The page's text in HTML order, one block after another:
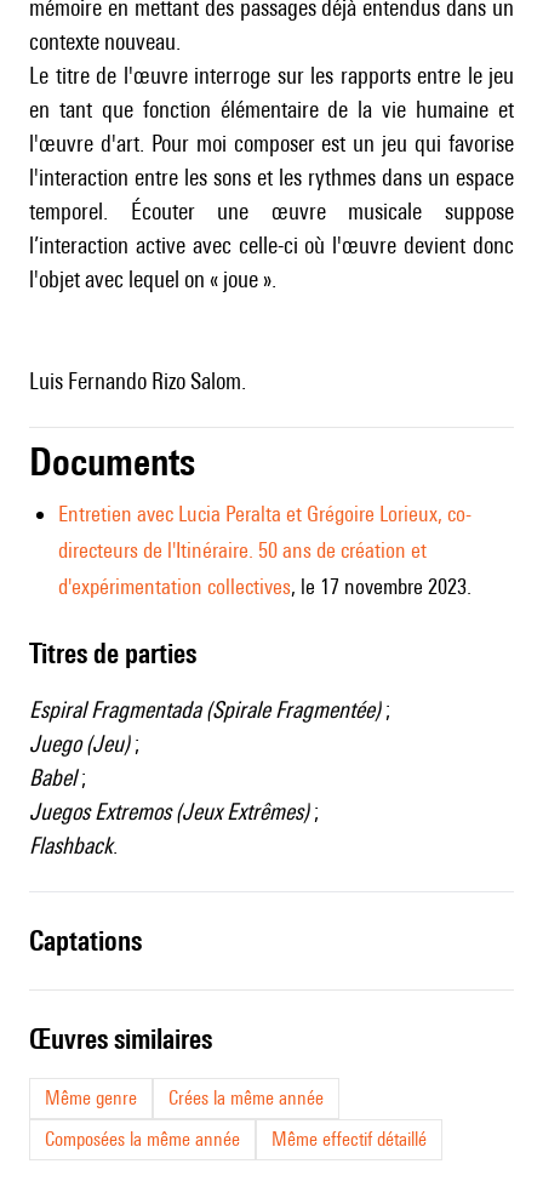
mémoire en mettant des passages déjà entendus dans un
contexte nouveau.
Le titre de l'œuvre interroge sur les rapports entre le jeu
en tant que fonction élémentaire de la vie humaine et
l'œuvre d'art. Pour moi composer est un jeu qui favorise
l'interaction entre les sons et les rythmes dans un espace
temporel. Écouter une œuvre musicale suppose
l’interaction active avec celle-ci où l'œuvre devient donc
l'objet avec lequel on « joue ».
Luis Fernando Rizo Salom.
Documents
Entretien avec Lucia Peralta et Grégoire Lorieux, co-
directeurs de l'Itinéraire. 50 ans de création et
d'expérimentation collectives, le 17 novembre 2023.
Titres de parties
Espiral Fragmentada (Spirale Fragmentée);
Juego (Jeu);
Babel;
Juegos Extremos (Jeux Extrêmes);
Flashback.
captations
œuvres similaires
Même genre
Crées la même année
Composées la même année
Même effectif détaillé